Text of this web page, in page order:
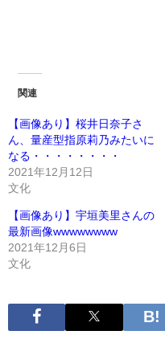
関連
【画像あり】桜井日奈子さ
ん、量産型指原莉乃みたいに
なる・・・・・・・・
2021年12月12日
文化
【画像あり】宇垣美里さんの
最新画像wwwwwwww
2021年12月6日
文化